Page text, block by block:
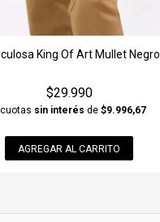
King Of Art Mullet Negro
$29.990
sin interés de $9.996,67
AGREGAR AL CARRITO